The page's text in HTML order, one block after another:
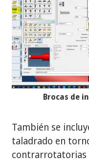
Brocas de
También se
taladrado en
contrarrotatorias